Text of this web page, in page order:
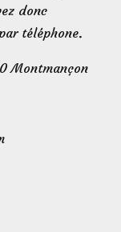
donc
téléphone.
Montmançon